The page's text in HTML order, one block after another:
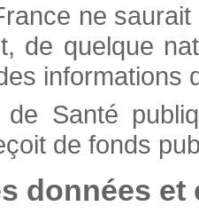
ne
de quelque
informations
Santé
de fonds
données et